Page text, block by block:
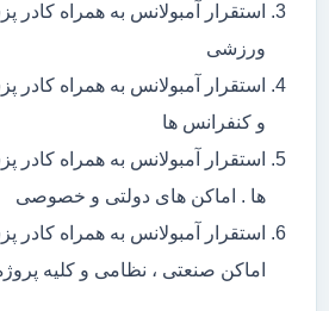
استقرار آمبولانس به همراه کادر
ورزشی
استقرار آمبولانس به همراه کادر
و کنفرانس ها
استقرار آمبولانس به همراه
ها . اماکن های دولتی و خصوصی
استقرار آمبولانس به همراه کادر
اماکن صنعتی ، نظامی و کلیه